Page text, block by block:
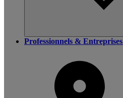
Professionnels & Entreprises